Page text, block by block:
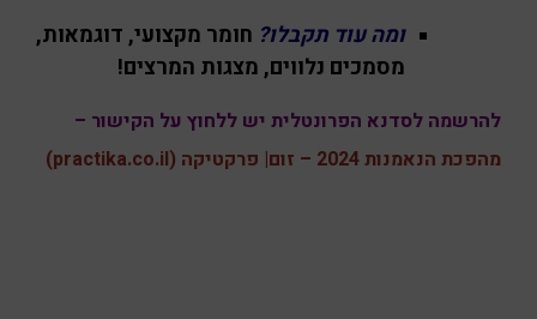
ומה עוד תקבלו? חומר מקצועי, דוגמאות,
מסמכים נלווים, מצגות המרצים!
להרשמה לסדנא הפרונטלית יש ללחוץ על הקישור –
מהפכת הנאמנות 2024 – זום| פרקטיקה (practika.co.il)